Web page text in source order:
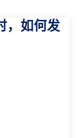
，如何发